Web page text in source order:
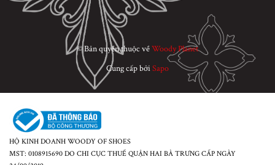
© Bản quyền thuộc vềWoody Planet
Cung cấp bởiSapo
HỘ KINH DOANH WOODY OF SHOES
MST: 0108915690 DO CHI CỤC THUẾ QUẬN HAI BÀ TRƯNG CẤP NGÀY